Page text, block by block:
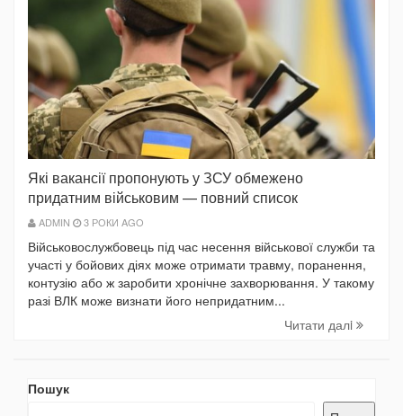
Які вакансії пропонують у ЗСУ обмежено
придатним військовим — повний список
ADMIN 3 РОКИ AGO
Військовослужбовець під час несення військової служби та
участі у бойових діях може отримати травму, поранення,
контузію або ж заробити хронічне захворювання. У такому
разі ВЛК може визнати його непридатним...
Читати далi
Пошук